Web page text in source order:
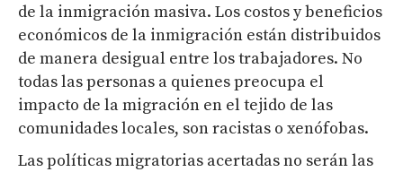
de la inmigración masiva. Los costos y beneficios
económicos de la inmigración están distribuidos
de manera desigual entre los trabajadores. No
todas las personas a quienes preocupa el
impacto de la migración en el tejido de las
comunidades locales, son racistas o xenófobas.
Las políticas migratorias acertadas no serán las